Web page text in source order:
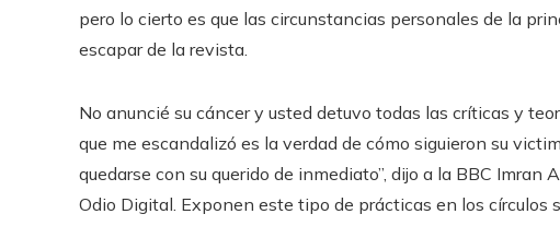
pero lo cierto es que las circunstancias personales de la
escapar de la revista.
No anuncié su cáncer y usted detuvo todas las críticas y
que me escandalizó es la verdad de cómo siguieron su
quedarse con su querido de inmediato”, dijo a la BBC
Odio Digital. Exponen este tipo de prácticas en los círculos